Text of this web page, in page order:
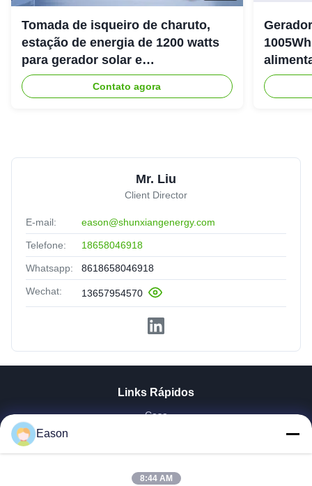
Tomada de isqueiro de charuto,
estação de energia de 1200 watts
para gerador solar e
armazenamento de energia
Contato agora
livre
Mr. Liu
Client Director
E-mail: eason@shunxiangenergy.com
Telefone: 18658046918
Whatsapp: 8618658046918
Wechat: 13657954570
Links Rápidos
Casa
Vídeos
Eason
8:44 AM